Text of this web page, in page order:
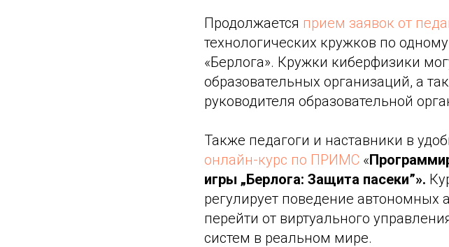
Продолжается прием заявок от
технологических кружков по
«Берлога». Кружки киберфизики
образовательных организаций, а
руководителя образовательной
Также педагоги и наставники в
онлайн-курс по ПРИМС «
игры „Берлога: Защита пасеки”».
регулирует поведение автономных
перейти от виртуального
систем в реальном мире.